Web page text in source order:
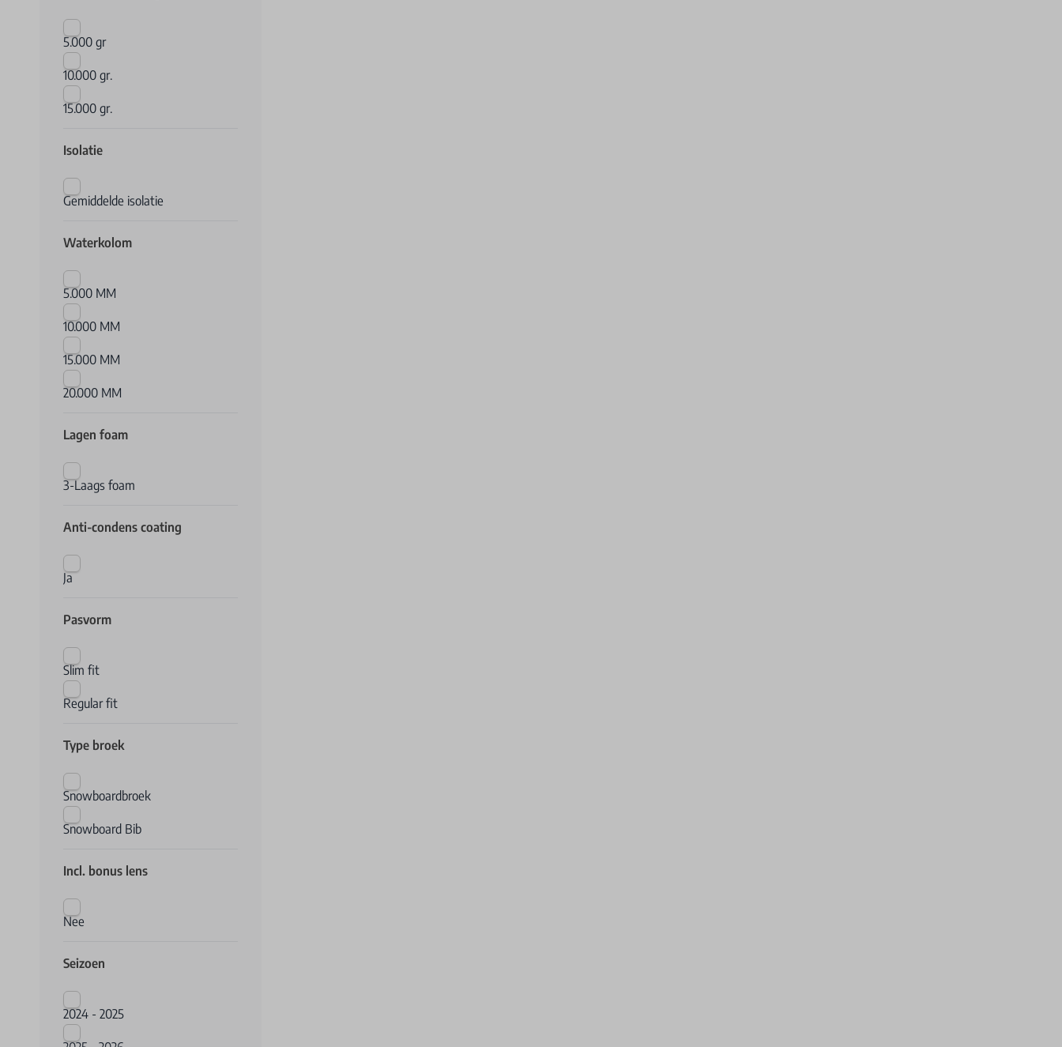
5.000 gr
10.000 gr.
15.000 gr.
Isolatie
Gemiddelde isolatie
Waterkolom
5.000 MM
10.000 MM
15.000 MM
20.000 MM
Lagen foam
3-Laags foam
Anti-condens coating
Ja
Pasvorm
Slim fit
Regular fit
Type broek
Snowboardbroek
Snowboard Bib
Incl. bonus lens
Nee
Seizoen
2024 - 2025